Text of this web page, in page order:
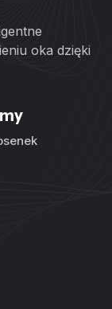
oka dzięki